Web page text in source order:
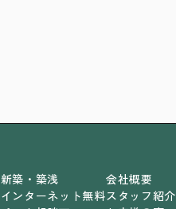
新築・築浅
インターネット無料
会社概要
スタッフ紹介